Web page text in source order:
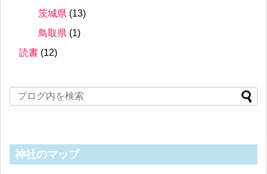
茨城県 (13)
鳥取県 (1)
読書 (12)
神社のマップ